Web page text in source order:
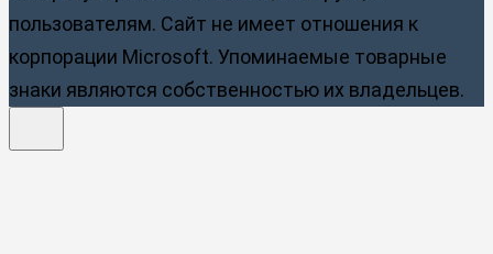
пользователям. Сайт не имеет отношения к
корпорации Microsoft. Упоминаемые товарные
знаки являются собственностью их владельцев.